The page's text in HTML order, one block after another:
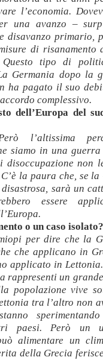
l’economia.
una avanzo –
disavanzo primario,
di risanamento
tipo di
Germania dopo la
ha pagato il suo
complessivo.
dell’Europa del
l’altissima
siamo in una guerra
non
la paura che, se la
sarà un
essere
o un caso isolato?
per dire che la
che applicano in
applicato in
rappresenti un
popolazione vive
tra l’altro non
paesi. Però un
alimentare un
della Grecia